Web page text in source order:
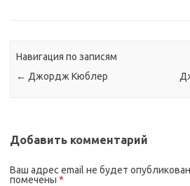
Навигация по записям
← Джордж Кюблер
Добавить комментарий
Ваш адрес email не будет
помечены *